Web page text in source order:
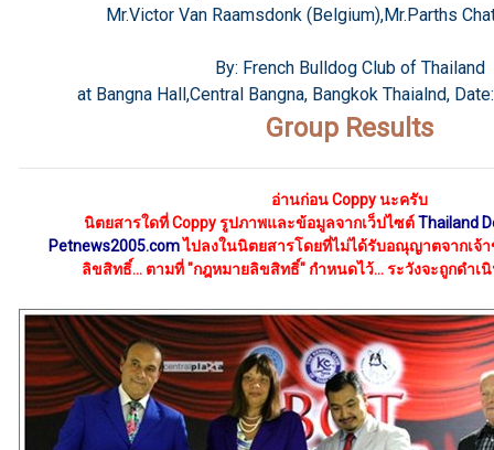
Mr.Victor Van Raamsdonk (Belgium),Mr.Parths
By: French Bulldog Club of Thailand
at Bangna Hall,Central Bangna, Bangkok Thaialnd,
Group Results
อ่านก่อนCoppy นะครับ
นิตยสารใดที่ Coppy รูปภาพและข้อมูลจากเว็ปไซต์Thailand
Petnews2005.comไปลงในนิตยสารโดยที่ไม่ได้รับอณุญาตจากเจ้า
ลิขสิทธิ์... ตามที่ "กฎหมายลิขสิทธิ์"กำหนดไว้... ระวังจะถูกดำเ